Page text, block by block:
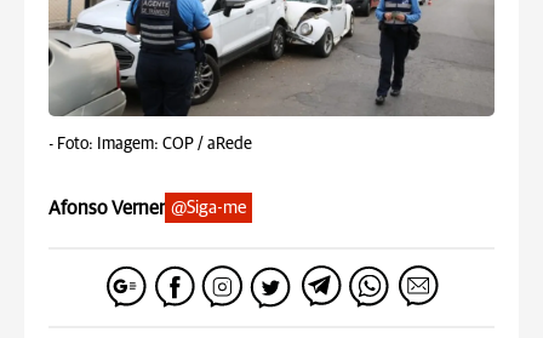
- Foto: Imagem: COP / aRede
Afonso Verner @Siga-me